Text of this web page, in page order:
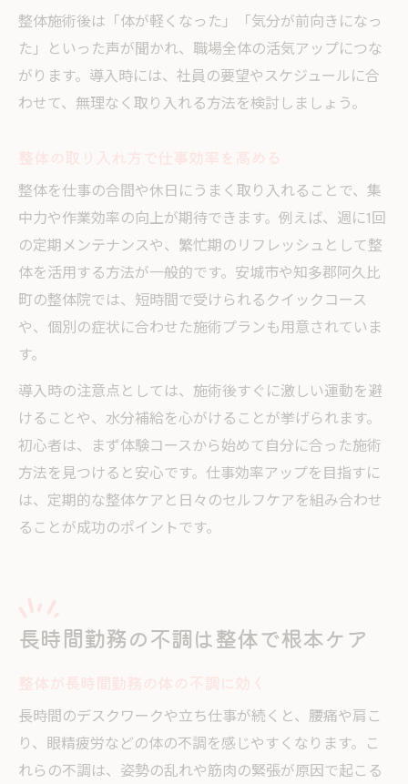
整体施術後は「体が軽くなった」「気分が前向きになっ
た」といった声が聞かれ、職場全体の活気アップにつな
がります。導入時には、社員の要望やスケジュールに合
わせて、無理なく取り入れる方法を検討しましょう。
整体を仕事の合間や休日にうまく取り入れることで、集
中力や作業効率の向上が期待できます。例えば、週に1回
の定期メンテナンスや、繁忙期のリフレッシュとして整
体を活用する方法が一般的です。安城市や知多郡阿久比
町の整体院では、短時間で受けられるクイックコース
や、個別の症状に合わせた施術プランも用意されていま
す。
導入時の注意点としては、施術後すぐに激しい運動を避
けることや、水分補給を心がけることが挙げられます。
初心者は、まず体験コースから始めて自分に合った施術
方法を見つけると安心です。仕事効率アップを目指すに
は、定期的な整体ケアと日々のセルフケアを組み合わせ
ることが成功のポイントです。
長時間勤務の不調は整体で根本ケア
長時間のデスクワークや立ち仕事が続くと、腰痛や肩こ
り、眼精疲労などの体の不調を感じやすくなります。こ
れらの不調は、姿勢の乱れや筋肉の緊張が原因で起こる